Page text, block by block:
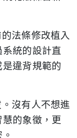
法條修改植入
統的設計直
違背規範的
沒有人不想進
的象徵，更